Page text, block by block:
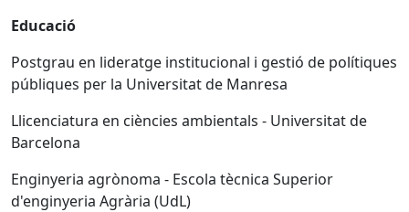
Educació
Postgrau en lideratge institucional i gestió de polítiques
públiques per la Universitat de Manresa
Llicenciatura en ciències ambientals - Universitat de
Barcelona
Enginyeria agrònoma - Escola tècnica Superior
d'enginyeria Agrària (UdL)